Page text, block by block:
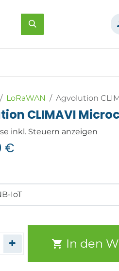
LoRaWAN Agvolution
CLIMAVI
inkl. Steuern anzeigen
€
In den